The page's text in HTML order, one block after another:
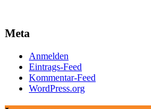
Meta
Anmelden
Eintrags-Feed
Kommentar-Feed
WordPress.org